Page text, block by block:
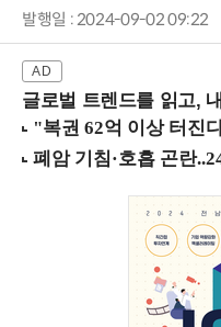
발행일 : 2024-09-02 09:22
글로벌 트렌드를 읽고, 내 역할을 가늠